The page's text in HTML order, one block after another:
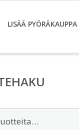
LISÄÄ PYÖRÄKAUPPA